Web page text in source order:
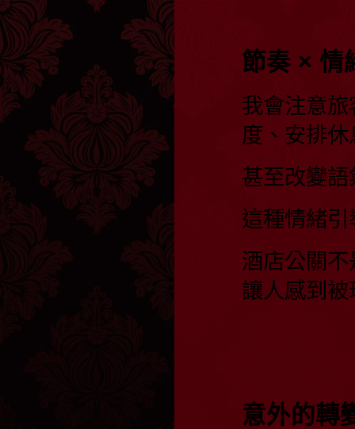
節奏 × 情
我會注意
度、安排休
甚至改變
這種情緒
酒店公關
讓人感到
意外的轉